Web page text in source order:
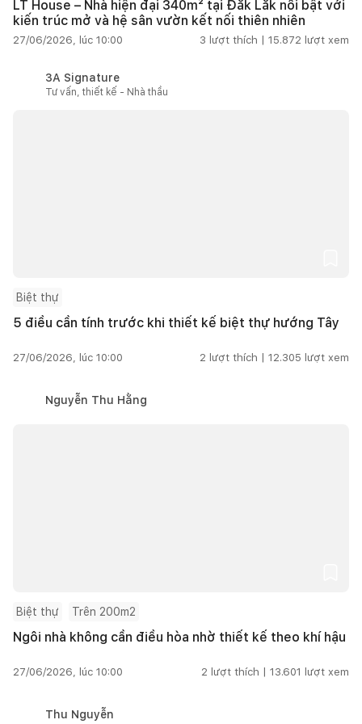
LT House – Nhà hiện đại 340m² tại Đắk Lắk nổi bật với
kiến trúc mở và hệ sân vườn kết nối thiên nhiên
27/06/2026, lúc 10:00 3 lượt thích | 15.872 lượt xem
3A Signature
Tư vấn, thiết kế - Nhà thầu
Biệt thự
5 điều cần tính trước khi thiết kế biệt thự hướng Tây
27/06/2026, lúc 10:00 2 lượt thích | 12.305 lượt xem
Nguyễn Thu Hằng
Biệt thự Trên 200m2
Ngôi nhà không cần điều hòa nhờ thiết kế theo khí hậu
27/06/2026, lúc 10:00 2 lượt thích | 13.601 lượt xem
Thu Nguyễn